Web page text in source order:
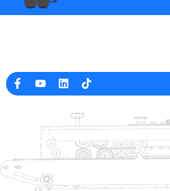
Hilfelink
Heim
Produkte
Lösung
+8613738733841
Nr. 2 Dawei Road, Gaoxiang
Industriezone, Wenzhou, Zhejiang, China